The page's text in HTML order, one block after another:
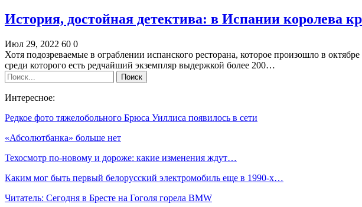
История, достойная детектива: в Испании королева
Июл 29, 2022 60 0
Хотя подозреваемые в ограблении испанского ресторана, которое произошло в
среди которого есть редчайший экземпляр выдержкой более 200…
Интересное:
Редкое фото тяжелобольного Брюса Уиллиса появилось в сети
«Абсолютбанка» больше нет
Техосмотр по-новому и дороже: какие изменения ждут…
Каким мог быть первый белорусский электромобиль еще в 1990-х…
Читатель: Сегодня в Бресте на Гоголя горела BMW